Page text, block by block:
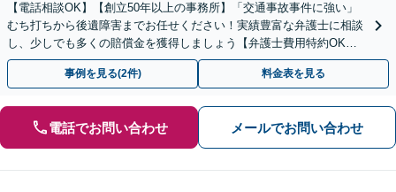
【電話相談OK】【創立50年以上の事務所】「交通事故事件に強い」
むち打ちから後遺障害までお任せください！実績豊富な弁護士に相談
し、少しでも多くの賠償金を獲得しましょう【弁護士費用特約OK】
「複雑な案件は複数の弁護士で対応」【初回相談無料】
事例を見る(2件) 料金表を見る
電話でお問い合わせ メールでお問い合わせ